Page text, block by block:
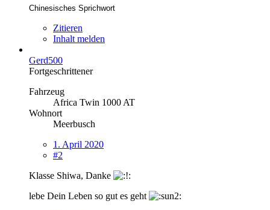
Chinesisches Sprichwort
Zitieren
Inhalt melden
Gerd500
Fortgeschrittener
Fahrzeug
Africa Twin 1000 AT
Wohnort
Meerbusch
1. April 2020
#2
Klasse Shiwa, Danke
lebe Dein Leben so gut es geht